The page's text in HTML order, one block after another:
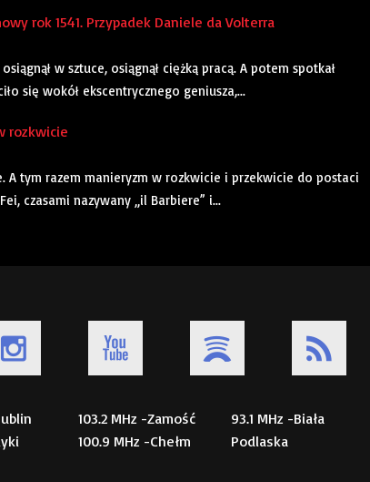
rok 1541. Przypadek Daniele da Volterra
w sztuce, osiągnął ciężką pracą. A potem spotkał
się wokół ekscentrycznego geniusza,...
rozkwicie
A tym razem manieryzm w rozkwicie i przekwicie do postaci
czasami nazywany „il Barbiere” i...
103.2 MHz -Zamość
100.9 MHz -Chełm
93.1 MHz -Biała
Podlaska